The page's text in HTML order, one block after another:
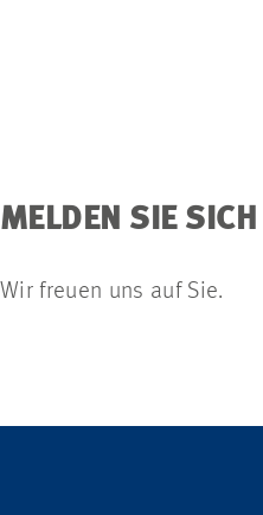
MELDEN SIE
Wir freuen uns auf Sie.